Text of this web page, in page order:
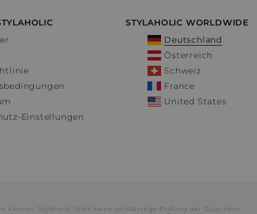
Einstellungen
STYLAHOLIC WORLDWIDE
Deutschland
Österreich
Schweiz
France
United States
können. Stylaholic führt keine vollständige Prüfung der Gutschein-